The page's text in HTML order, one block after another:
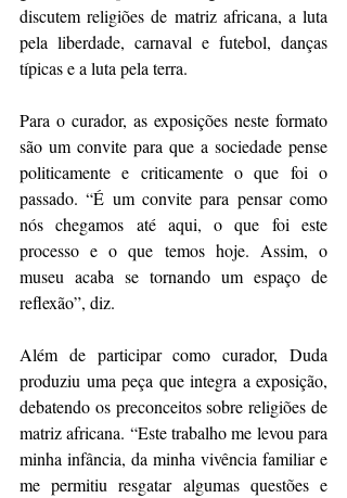
discutem religiões de matriz africana, a luta
pela liberdade, carnaval e futebol, danças
típicas e a luta pela terra.
Para o curador, as exposições neste formato
são um convite para que a sociedade pense
politicamente e criticamente o que foi o
passado. “É um convite para pensar como
nós chegamos até aqui, o que foi este
processo e o que temos hoje. Assim, o
museu acaba se tornando um espaço de
reflexão”, diz.
Além de participar como curador, Duda
produziu uma peça que integra a exposição,
debatendo os preconceitos sobre religiões de
matriz africana. “Este trabalho me levou para
minha infância, da minha vivência familiar e
me permitiu resgatar algumas questões e